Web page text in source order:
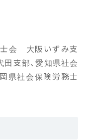
会 大阪いずみ支
支部、愛知県社会
県社会保険労務士